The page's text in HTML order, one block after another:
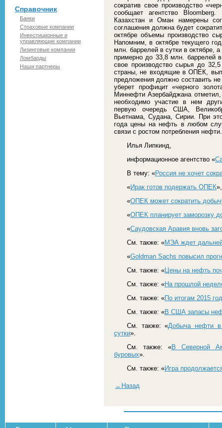
Справочник
Банки
Страховые компании
Инвестиционные и
управляющие компании
Лизинговые компании
Ломбарды
Наши партнеры
сократив свое производство
сообщает агентство
Казахстан и Оман намерены
соглашения должна будет
октябре объемы производство
Напомним, в октябре текущего
млн. баррелей в сутки в октябре,
примерно до 33,8 млн. баррелей
свое производство сырья до
страны, не входящие в ОПЕК,
предложения должно составить
уберет профицит «черного
Миннефти Азербайджана
необходимо участие в нем
первую очередь США,
Вьетнама, Судана, Сирии. При
года цены на нефть в любом
связи с ростом потребления нефти.
Илья Липкинд,
информационное агентство «
В тему: «Россия не хочет
«Ирак готов подержать ОПЕК»,
«ОПЕК может сократить
«ОПЕК планирует заморозку
«Саудовская Аравия вновь
См. также: «МЭА ждет
«Goldman Sachs повысил
См. также: «Цены на нефть
См. также: «На прошлой
См. также: «По итогам 2015
См. также: «В США запасы
См. также: «Добыча нефти
сутки».
См. также: «В Северной
буровых».
См. также: «Игра
←Назад